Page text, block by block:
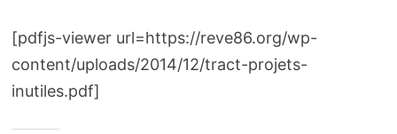
[pdfjs-viewer url=https://reve86.org/wp-
content/uploads/2014/12/tract-projets-
inutiles.pdf]